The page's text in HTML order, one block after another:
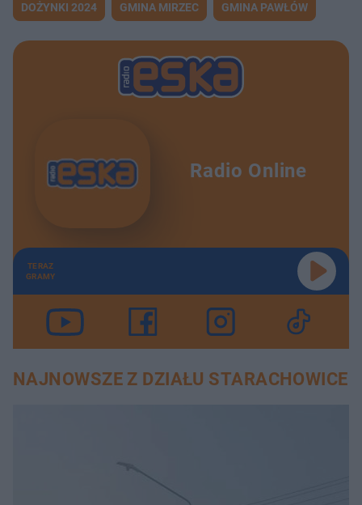
DOŻYNKI 2024 GMINA MIRZEC GMINA PAWŁÓW
Radio Online
TERAZ
GRAMY
NAJNOWSZE Z DZIAŁU STARACHOWICE